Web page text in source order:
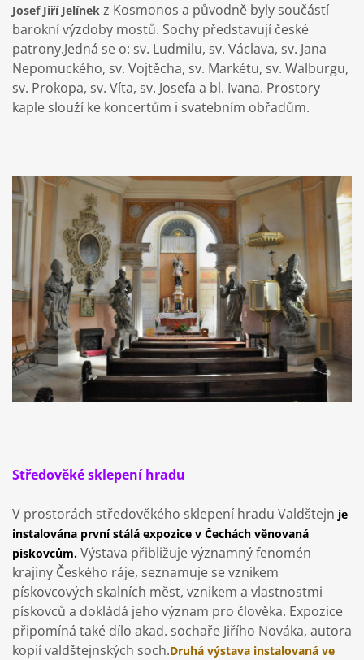
Josef Jiří Jelínek z Kosmonos a původně byly součástí
barokní výzdoby mostů. Sochy představují české
patrony.Jedná se o: sv. Ludmilu, sv. Václava, sv. Jana
Nepomuckého, sv. Vojtěcha, sv. Markétu, sv. Walburgu,
sv. Prokopa, sv. Víta, sv. Josefa a bl. Ivana. Prostory
kaple slouží ke koncertům i svatebním obřadům.
Středověké sklepení hradu
V prostorách středověkého sklepení hradu Valdštejn je
instalována první stálá expozice v Čechách věnovaná
pískovcům. Výstava přibližuje významný fenomén
krajiny Českého ráje, seznamuje se vznikem
pískovcových skalních měst, vznikem a vlastnostmi
pískovců a dokládá jeho význam pro člověka. Expozice
připomíná také dílo akad. sochaře Jiřího Nováka, autora
kopií valdštejnských soch.Druhá výstava instalovaná ve